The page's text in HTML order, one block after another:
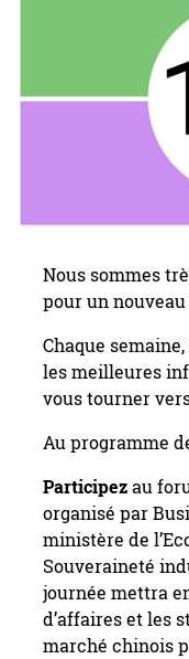
Nous sommes
pour un
Chaque
les meilleures
vous tourner
Au programme
Participezau
organisé par
ministère de
Souveraineté
journée mettra
d’affaires et les
marché chinois